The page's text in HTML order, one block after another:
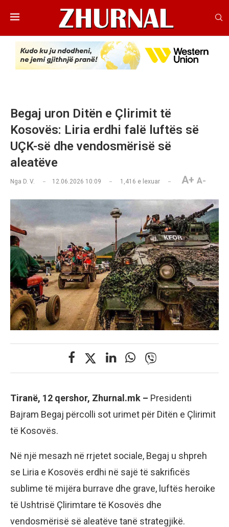
Begaj uron Ditën e Çlirimit të
Kosovës: Liria erdhi falë luftës së
UÇK-së dhe vendosmërisë së
aleatëve
Nga D. V. 12.06.2026 10:09 1,416 e lexuar A+ A-
Tiranë, 12 qershor, Zhurnal.mk – Presidenti
Bajram Begaj përcolli sot urimet për Ditën e Çlirimit
të Kosovës.
Në një mesazh në rrjetet sociale, Begaj u shpreh
se Liria e Kosovës erdhi në sajë të sakrificës
sublime të mijëra burrave dhe grave, luftës heroike
të Ushtrisë Çlirimtare të Kosovës dhe
vendosmërisë së aleatëve tanë strategjikë.